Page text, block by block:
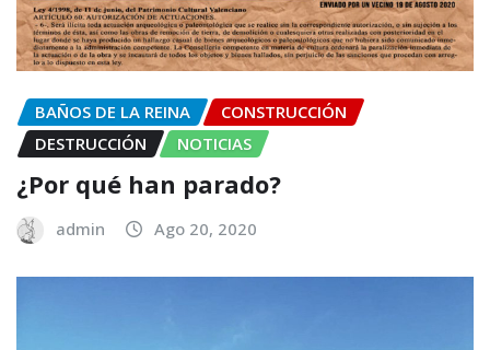
BAÑOS DE LA REINA
CONSTRUCCIÓN
DESTRUCCIÓN
NOTICIAS
¿Por qué han parado?
admin Ago 20, 2020